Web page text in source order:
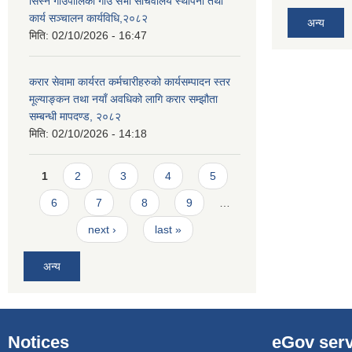
कार्य सञ्चालन कार्यविधि,२०८२
मिति: 02/10/2026 - 16:47
करार सेवामा कार्यरत कर्मचारीहरुको कार्यसम्पादन स्तर
मूल्याङ्कन तथा नयाँ अवधिको लागि करार सम्झौता
सम्बन्धी मापदण्ड, २०८२
मिति: 02/10/2026 - 14:18
Pages
1 2 3 4 5
6 7 8 9
next › last »
अन्य
अन्य
Notices eGov